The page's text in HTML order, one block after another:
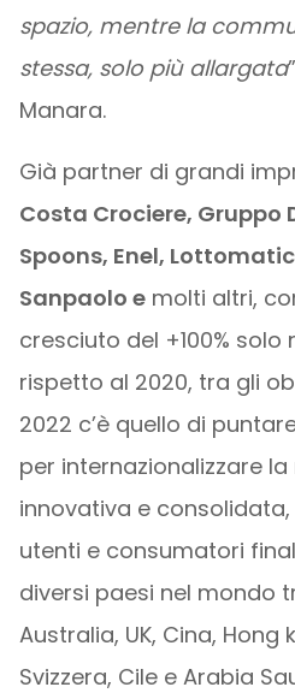
spazio, mentre la
stessa, solo più allargata
Manara.
Già partner di grandi
Costa Crociere, Gruppo
Spoons, Enel,
Sanpaolo emolti altri,
cresciuto del +100% solo
rispetto al 2020, tra gli
2022 c’è quello di
per internazionalizzare
innovativa e
utenti e consumatori
diversi paesi nel mondo
Australia, UK, Cina, Hong
Svizzera, Cile e Arabia